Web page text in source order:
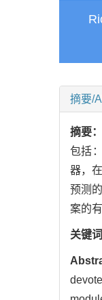
摘要/
摘要
包括
器，
预测
案的
关键